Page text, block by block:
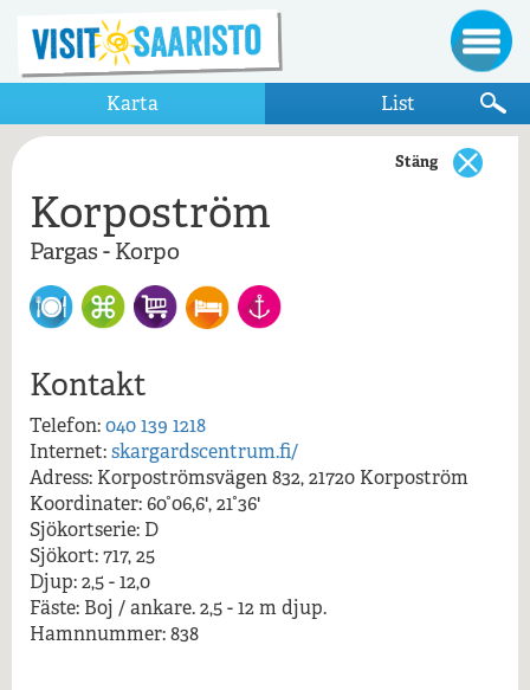
Karta List
Visa bara destinationer som visas på kartan
Pargas
Korpoström Ravintola
Korpo Apotek
Korpoström
Reastaurang Buffalo
Verkan
Korpoström, Korpo, Pargas
Stäng
Korpoström
Pargas - Korpo
Kontakt
Telefon:040 139 1218
Internet:skargardscentrum.fi/
Adress: Korpoströmsvägen 832, 21720 Korpoström
Koordinater: 60°06,6', 21°36'
Sjökortserie: D
Sjökort: 717, 25
Djup: 2,5 - 12,0
Fäste: Boj / ankare. 2,5 - 12 m djup.
Hamnnummer: 838